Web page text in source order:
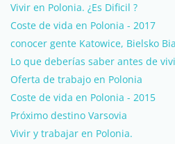
Vivir en Polonia. ¿Es Dificil ?
Coste de vida en Polonia - 2017
conocer gente Katowice, Bielsko
Lo que deberías saber antes de
Oferta de trabajo en Polonia
Coste de vida en Polonia - 2015
Próximo destino Varsovia
Vivir y trabajar en Polonia.